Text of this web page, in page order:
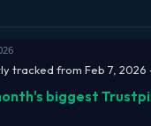
tracked from Feb 7,
biggest